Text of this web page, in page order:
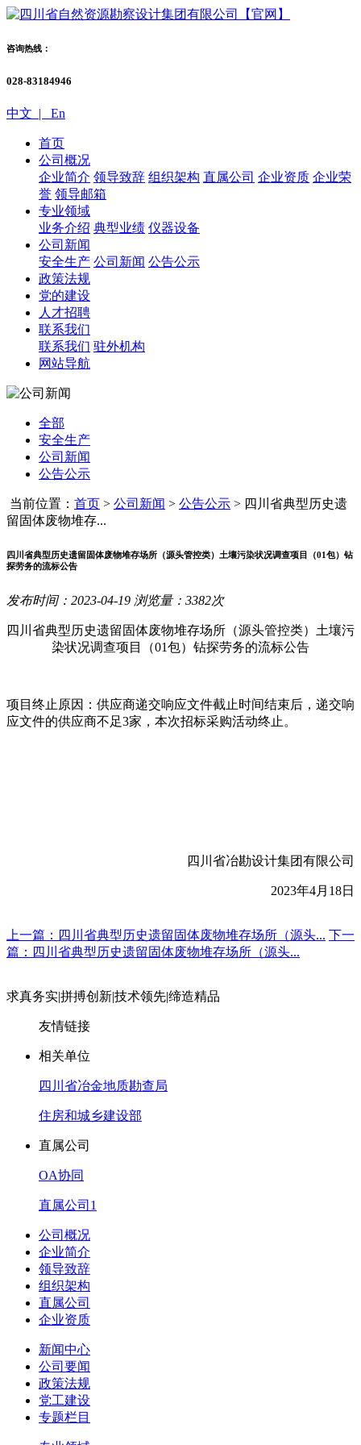
咨询热线：
028-83184946
中文 | En
首页
公司概况
企业简介 领导致辞 组织架构 直属公司 企业资质 企业荣
誉 领导邮箱
专业领域
业务介绍 典型业绩 仪器设备
公司新闻
安全生产 公司新闻 公告公示
政策法规
党的建设
人才招聘
联系我们
联系我们 驻外机构
网站导航
全部
安全生产
公司新闻
公告公示
当前位置： 首页 > 公司新闻 > 公告公示 > 四川省典型历史遗
留固体废物堆存...
四川省典型历史遗留固体废物堆存场所（源头管控类）土壤污染状况调查项目（01包）钻
探劳务的流标公告
发布时间：2023-04-19 浏览量：3382次
四川省典型历史遗留固体废物堆存场所（源头管控类）土壤污
染状况调查项目（01包）钻探劳务的流标公告
项目终止原因：供应商递交响应文件截止时间结束后，递交响
应文件的供应商不足3家，本次招标采购活动终止。
四川省冶勘设计集团有限公司
2023年4月 18日
上一篇：四川省典型历史遗留固体废物堆存场所（源头... 下一
篇：四川省典型历史遗留固体废物堆存场所（源头...
求真务实|拼搏创新|技术领先|缔造精品
友情链接
相关单位
四川省冶金地质勘查局
住房和城乡建设部
直属公司
OA协同
直属公司1
公司概况
企业简介
领导致辞
组织架构
直属公司
企业资质
新闻中心
公司要闻
政策法规
党工建设
专题栏目